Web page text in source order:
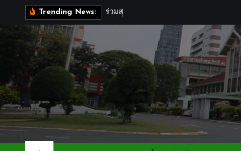
c
o
n
t
e
Trending News: รวมส